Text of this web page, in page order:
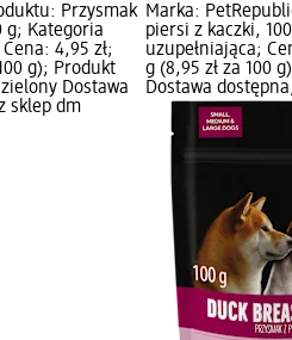
Przysmak
g; Kategoria
4,95 zł;
g); Produkt
Dostawa
sklep dm
Marka:
piersi z kaczki,
uzupełniająca;
g (8,95 zł za 100
Dostawa